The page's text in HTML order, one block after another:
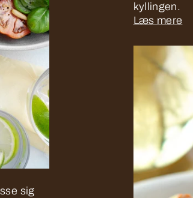
sig
kyllingen.
Læs mere